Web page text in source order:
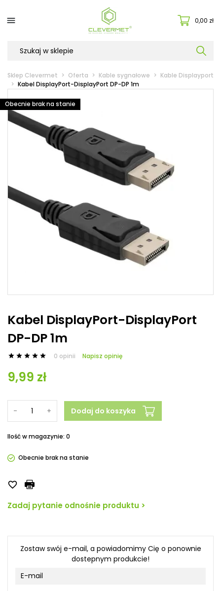
 0,00 zł
Sklep Clevermet Oferta Kable sygnałowe
Kable Displayport
Kabel DisplayPort-DisplayPort DP-DP 1m
Obecnie brak na stanie
Kabel DisplayPort-DisplayPort
DP-DP 1m
     0 opinii Napisz opinię
9,99 zł
- + Dodaj do koszyka
Ilość w magazynie: 0
Obecnie brak na stanie

Zadaj pytanie odnośnie produktu >
Zostaw swój e-mail, a powiadomimy Cię o ponownie
dostepnym produkcie!